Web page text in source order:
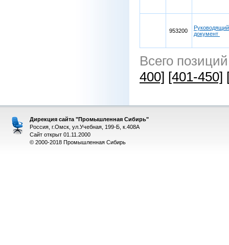
953200
Руководящий
документ
Всего
400] [401-450]
Дирекция сайта "Промышленная Сибирь"
Россия, г.Омск, ул.Учебная, 199-Б, к.408А
Сайт открыт 01.11.2000
© 2000-2018 Промышленная Сибирь